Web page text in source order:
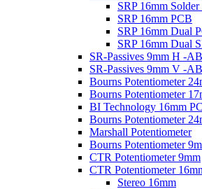
SRP 16mm
SRP 16mm PCB
SRP 16mm Dual
SRP 16mm Dual
SR-Passives 9mm H -
SR-Passives 9mm V -
Bourns Potentiometer
Bourns Potentiometer
BI Technology 16mm
Bourns Potentiometer
Marshall Potentiometer
Bourns Potentiometer
CTR Potentiometer 9mm
CTR Potentiometer
Stereo 16mm